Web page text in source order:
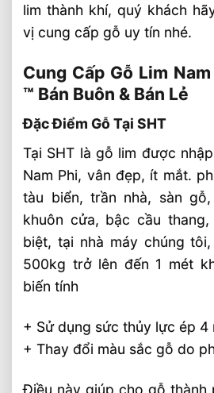
lim thành khí, quý khách
vị cung cấp gỗ uy tín nhé.
Cung Cấp Gỗ Lim
™ Bán Buôn & Bán Lẻ
Đặc Điểm Gỗ Tại SHT
Tại SHT là gỗ lim được
Nam Phi, vân đẹp, ít mắt.
tàu biển, trần nhà, sàn
khuôn cửa, bậc cầu
biệt, tại nhà máy chúng
500kg trở lên đến 1 mét
biến tính
+ Sử dụng sức thủy lực ép 4
+ Thay đổi màu sắc gỗ do
Điều này giúp cho gỗ thành